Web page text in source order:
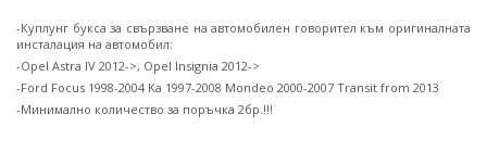
-Куплунг букса за свързване на автомобилен говорител към оригиналната
инсталация на автомобил:
-Opel Astra IV 2012->, Opel Insignia 2012->
-Ford Focus 1998-2004 Ka 1997-2008 Mondeo 2000-2007 Transit from 2013
-Минимално количество за поръчка 2бр.!!!